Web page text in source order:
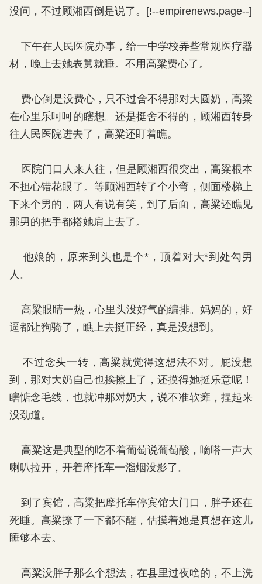
没问，不过顾湘西倒是说了。[!--empirenews.page--]
下午在人民医院办事，给一中学校弄些常规医疗器
材，晚上去她表舅就睡。不用高粱费心了。
费心倒是没费心，只不过舍不得那对大圆奶，高粱
在心里乐呵呵的瞎想。还是挺舍不得的，顾湘西转身
往人民医院进去了，高粱还盯着瞧。
医院门口人来人往，但是顾湘西很突出，高粱根本
不担心错花眼了。等顾湘西转了个小弯，侧面楼梯上
下来个男的，两人有说有笑，到了后面，高粱还瞧见
那男的把手都搭她肩上去了。
他娘的，原来到头也是个*，顶着对大*到处勾男
人。
高粱眼睛一热，心里头没好气的编排。妈妈的，好
逼都让狗骑了，瞧上去挺正经，真是没想到。
不过念头一转，高粱就觉得这想法不对。屁没想
到，那对大奶自己也挨擦上了，还摸得她挺乐意呢！
瞎惦念毛线，也就冲那对奶大，说不准软瘫，捏起来
没劲道。
高粱这是典型的吃不着葡萄说葡萄酸，嘀嗒一声大
喇叭拉开，开着摩托车一溜烟没影了。
到了宾馆，高粱把摩托车停宾馆大门口，胖子还在
死睡。高粱撩了一下都不醒，估摸着她是真想在这儿
睡够本去。
高粱没胖子那么个想法，在县里过夜啥的，不上洗